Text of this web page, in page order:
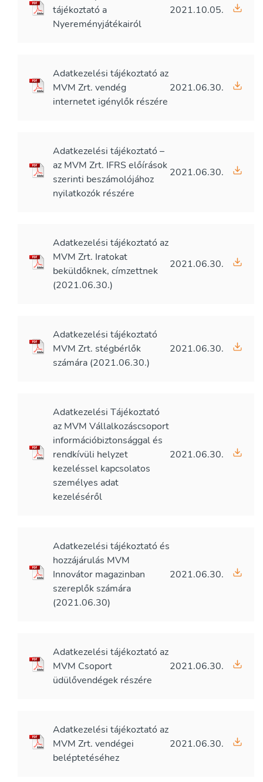
tájékoztató a
Nyereményjátékairól
2021.10.05.
Adatkezelési tájékoztató az
MVM Zrt. vendég
internetet igénylők részére
2021.06.30.
Adatkezelési tájékoztató –
az MVM Zrt. IFRS előírások
szerinti beszámolójához
nyilatkozók részére
2021.06.30.
Adatkezelési tájékoztató az
MVM Zrt. Iratokat
beküldőknek, címzettnek
(2021.06.30.)
2021.06.30.
Adatkezelési tájékoztató
MVM Zrt. stégbérlők
számára (2021.06.30.)
2021.06.30.
Adatkezelési Tájékoztató
az MVM Vállalkozáscsoport
információbiztonsággal és
rendkívüli helyzet
kezeléssel kapcsolatos
személyes adat
kezeléséről
2021.06.30.
Adatkezelési tájékoztató és
hozzájárulás MVM
Innovátor magazinban
szereplők számára
(2021.06.30)
2021.06.30.
Adatkezelési tájékoztató az
MVM Csoport
üdülővendégek részére
2021.06.30.
Adatkezelési tájékoztató az
MVM Zrt. vendégei
beléptetéséhez
2021.06.30.